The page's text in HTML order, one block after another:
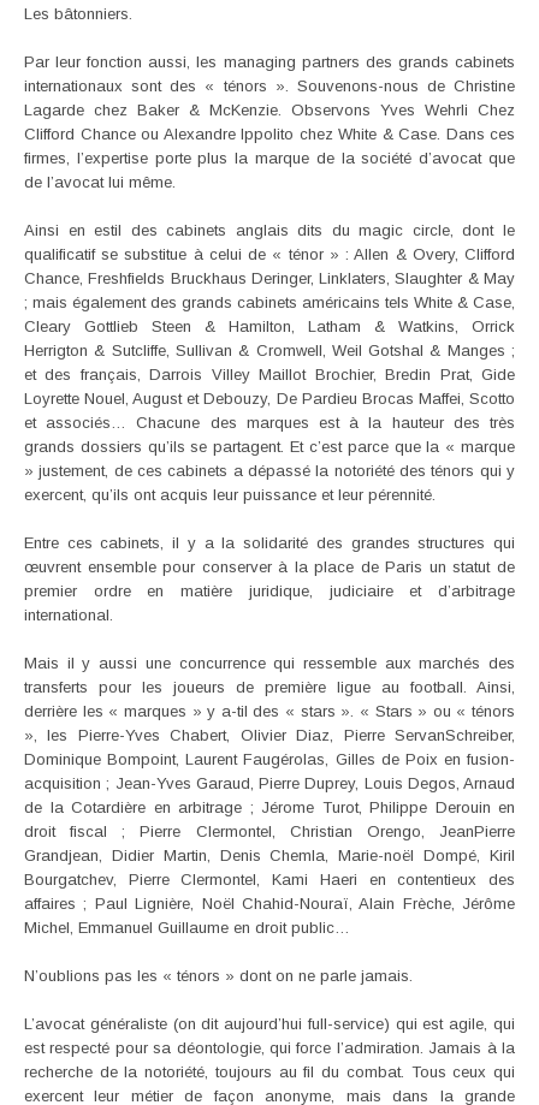
Les bâtonniers.
Par leur fonction aussi, les managing partners des grands cabinets
internationaux sont des « ténors ». Souvenons-nous de Christine
Lagarde chez Baker & McKenzie. Observons Yves Wehrli Chez
Clifford Chance ou Alexandre Ippolito chez White & Case. Dans ces
firmes, l’expertise porte plus la marque de la société d’avocat que
de l’avocat lui même.
Ainsi en estil des cabinets anglais dits du magic circle, dont le
qualificatif se substitue à celui de « ténor » : Allen & Overy, Clifford
Chance, Freshfields Bruckhaus Deringer, Linklaters, Slaughter & May
; mais également des grands cabinets américains tels White & Case,
Cleary Gottlieb Steen & Hamilton, Latham & Watkins, Orrick
Herrigton & Sutcliffe, Sullivan & Cromwell, Weil Gotshal & Manges ;
et des français, Darrois Villey Maillot Brochier, Bredin Prat, Gide
Loyrette Nouel, August et Debouzy, De Pardieu Brocas Maffei, Scotto
et associés… Chacune des marques est à la hauteur des très
grands dossiers qu’ils se partagent. Et c’est parce que la « marque
» justement, de ces cabinets a dépassé la notoriété des ténors qui y
exercent, qu’ils ont acquis leur puissance et leur pérennité.
Entre ces cabinets, il y a la solidarité des grandes structures qui
œuvrent ensemble pour conserver à la place de Paris un statut de
premier ordre en matière juridique, judiciaire et d’arbitrage
international.
Mais il y aussi une concurrence qui ressemble aux marchés des
transferts pour les joueurs de première ligue au football. Ainsi,
derrière les « marques » y a-til des « stars ». « Stars » ou « ténors
», les Pierre-Yves Chabert, Olivier Diaz, Pierre ServanSchreiber,
Dominique Bompoint, Laurent Faugérolas, Gilles de Poix en fusion-
acquisition ; Jean-Yves Garaud, Pierre Duprey, Louis Degos, Arnaud
de la Cotardière en arbitrage ; Jérome Turot, Philippe Derouin en
droit fiscal ; Pierre Clermontel, Christian Orengo, JeanPierre
Grandjean, Didier Martin, Denis Chemla, Marie-noël Dompé, Kiril
Bourgatchev, Pierre Clermontel, Kami Haeri en contentieux des
affaires ; Paul Lignière, Noël Chahid-Nouraï, Alain Frèche, Jérôme
Michel, Emmanuel Guillaume en droit public…
N’oublions pas les « ténors » dont on ne parle jamais.
L’avocat généraliste (on dit aujourd’hui full-service) qui est agile, qui
est respecté pour sa déontologie, qui force l’admiration. Jamais à la
recherche de la notoriété, toujours au fil du combat. Tous ceux qui
exercent leur métier de façon anonyme, mais dans la grande